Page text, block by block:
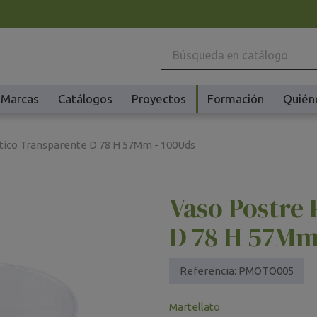
Maquinaria
Marcas Catálogos Proyectos Formación
Transparente D 78 H 57Mm - 100Uds
Vaso
D 78 H
Referencia: PMOTO005
Martellato